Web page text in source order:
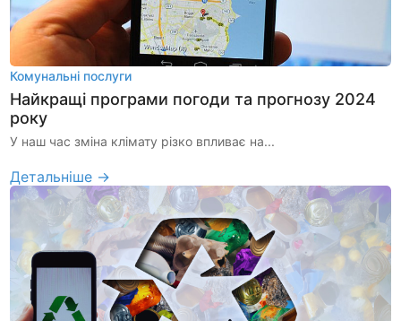
Комунальні послуги
Найкращі програми погоди та прогнозу 2024
року
У наш час зміна клімату різко впливає на...
Детальніше →